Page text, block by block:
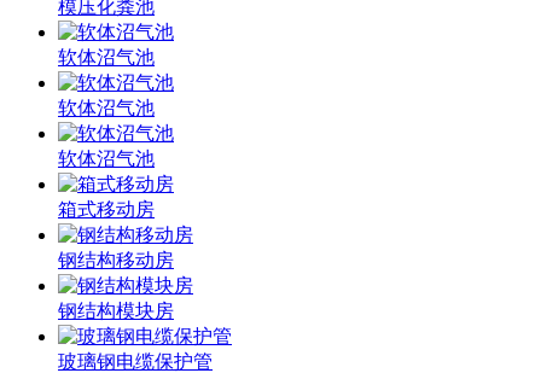
模压化粪池
软体沼气池
软体沼气池
软体沼气池
箱式移动房
钢结构移动房
钢结构模块房
玻璃钢电缆保护管